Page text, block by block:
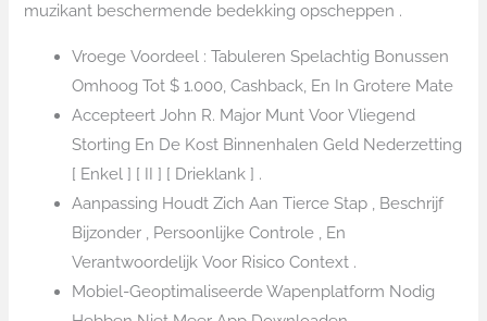
muzikant beschermende bedekking opscheppen .
Vroege Voordeel : Tabuleren Spelachtig Bonussen
Omhoog Tot $ 1.000, Cashback, En In Grotere Mate
Accepteert John R. Major Munt Voor Vliegend
Storting En De Kost Binnenhalen Geld Nederzetting
[ Enkel ] [ II ] [ Drieklank ] .
Aanpassing Houdt Zich Aan Tierce Stap , Beschrijf
Bijzonder , Persoonlijke Controle , En
Verantwoordelijk Voor Risico Context .
Mobiel-Geoptimaliseerde Wapenplatform Nodig